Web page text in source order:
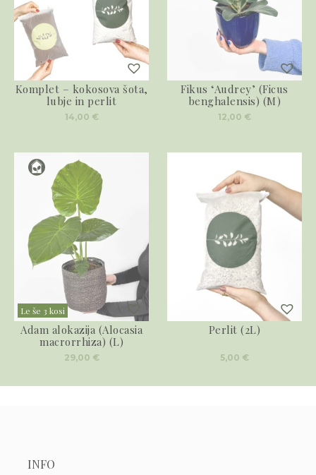
Komplet – kokosova šota,
lubje in perlit
14,00 €
Fikus ‘Audrey’ (Ficus
benghalensis) (M)
12,00 €
Le še 3 kosi
Adam alokazija (Alocasia
macrorrhiza) (L)
29,00 €
Perlit (2L)
5,00 €
INFO